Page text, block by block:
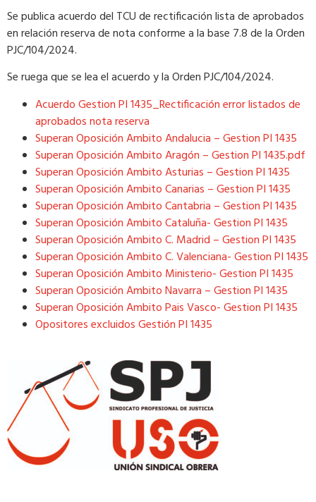
​Se publica acuerdo del TCU de rectificación lista de aprobados
en relación reserva de nota conforme a la base 7.8 de la Orden
PJC/104/2024.
Se ruega que se lea el acuerdo y la Orden PJC/104/2024.
Acuerdo Gestion PI 1435_Rectificación error listados de
aprobados nota reserva
Superan Oposición Ambito Andalucia – Gestion PI 1435
Superan Oposición Ambito Aragón – Gestion PI 1435.pdf
Superan Oposición Ambito Asturias – Gestion PI 1435
Superan Oposición Ambito Canarias – Gestion PI 1435
Superan Oposición Ambito Cantabria – Gestion PI 1435
Superan Oposición Ambito Cataluña- Gestion PI 1435
Superan Oposición Ambito C. Madrid – Gestion PI 1435
Superan Oposición Ambito C. Valenciana- Gestion PI 1435
Superan Oposición Ambito Ministerio- Gestion PI 1435
Superan Oposición Ambito Navarra – Gestion PI 1435
Superan Oposición Ambito Pais Vasco- Gestion PI 1435
Opositores excluidos Gestión PI 1435